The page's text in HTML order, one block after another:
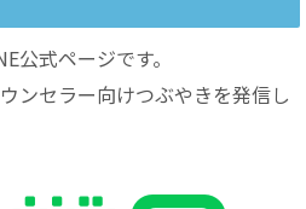
公式ページです。
ンセラー向けつぶやきを発信し